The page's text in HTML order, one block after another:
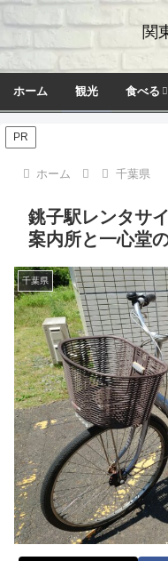
関
ホーム 観光 食べる
PR
ホーム 千葉県
銚子駅レンタサ
案内所と一心堂
千葉県